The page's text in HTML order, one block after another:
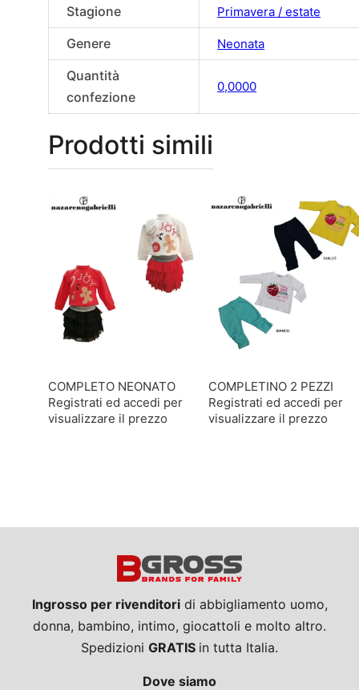
Stagione Primavera / estate
Genere Neonata
Quantità
confezione
0,0000
Prodotti simili
COMPLETO NEONATO
Registrati ed accedi per
visualizzare il prezzo
COMPLETINO 2 PEZZI
Registrati ed accedi per
visualizzare il prezzo
Ingrosso per rivenditoridi abbigliamento uomo,
donna, bambino, intimo, giocattoli e molto altro.
Spedizioni GRATIS in tutta Italia.
Dove siamo